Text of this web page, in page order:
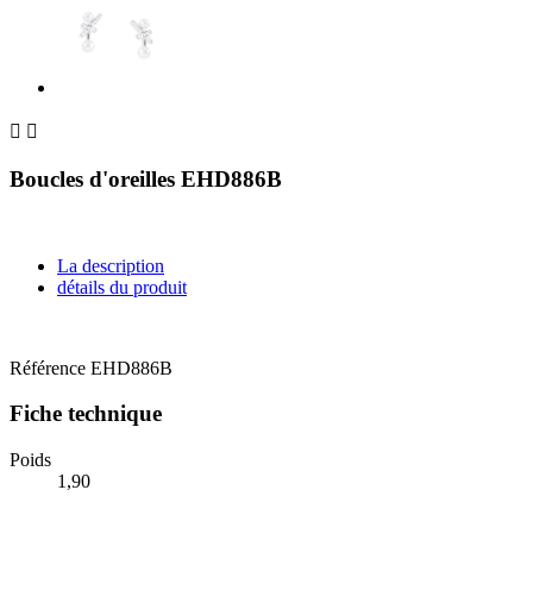
 
Boucles d'oreilles EHD886B
La description
détails du produit
Référence EHD886B
Fiche technique
Poids
1,90